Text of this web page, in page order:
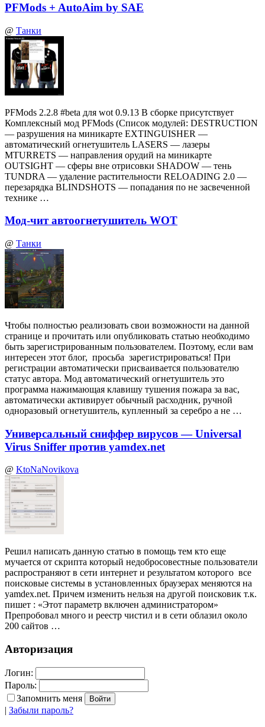
PFMods + AutoAim by SAE
@ Танки
PFMods 2.2.8 #beta для wot 0.9.13 В сборке присутствует
Комплексный мод PFMods (Список модулей: DESTRUCTION
— разрушения на миникарте EXTINGUISHER —
автоматический огнетушитель LASERS — лазеры
MTURRETS — направления орудий на миникарте
OUTSIGHT — сферы вне отрисовки SHADOW — тень
TUNDRA — удаление растительности RELOADING 2.0 —
перезарядка BLINDSHOTS — попадания по не засвеченной
технике …
Мод-чит автоогнетушитель WOT
@ Танки
Чтобы полностью реализовать свои возможности на данной
странице и прочитать или опубликовать статью необходимо
быть зарегистрированным пользователем. Поэтому, если вам
интересен этот блог, просьба зарегистрироваться! При
регистрации автоматически присваивается пользователю
статус автора. Мод автоматический огнетушитель это
программа нажимающая клавишу тушения пожара за вас,
автоматически активирует обычный расходник, ручной
одноразовый огнетушитель, купленный за серебро а не …
Универсальный сниффер вирусов — Universal
Virus Sniffer против yamdex.net
@ KtoNaNovikova
Решил написать данную статью в помощь тем кто еще
мучается от скрипта который недобросовестные пользователи
распространяют в сети интернет и результатом которого все
поисковые системы в установленных браузерах меняются на
yamdex.net. Причем изменить нельзя на другой поисковик т.к.
пишет : «Этот параметр включен администратором»
Препробовал много и реестр чистил и в сети облазил около
200 сайтов …
Авторизация
Логин:
Пароль:
Запомнить меня
| Забыли пароль?